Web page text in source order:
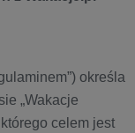
określa
„Wakacje
celem jest